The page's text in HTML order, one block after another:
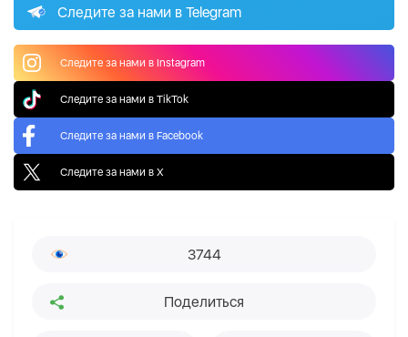
Следите за нами в Telegram
Следите за нами в Instagram
Следите за нами в TikTok
Следите за нами в Facebook
Следите за нами в X
3744
Поделиться